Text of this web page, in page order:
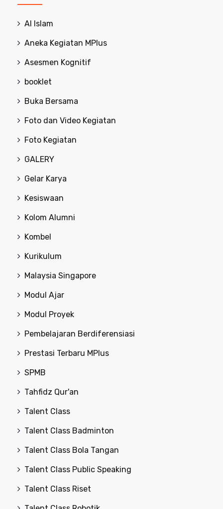
Al Islam
Aneka Kegiatan MPlus
Asesmen Kognitif
booklet
Buka Bersama
Foto dan Video Kegiatan
Foto Kegiatan
GALERY
Gelar Karya
Kesiswaan
Kolom Alumni
Kombel
Kurikulum
Malaysia Singapore
Modul Ajar
Modul Proyek
Pembelajaran Berdiferensiasi
Prestasi Terbaru MPlus
SPMB
Tahfidz Qur'an
Talent Class
Talent Class Badminton
Talent Class Bola Tangan
Talent Class Public Speaking
Talent Class Riset